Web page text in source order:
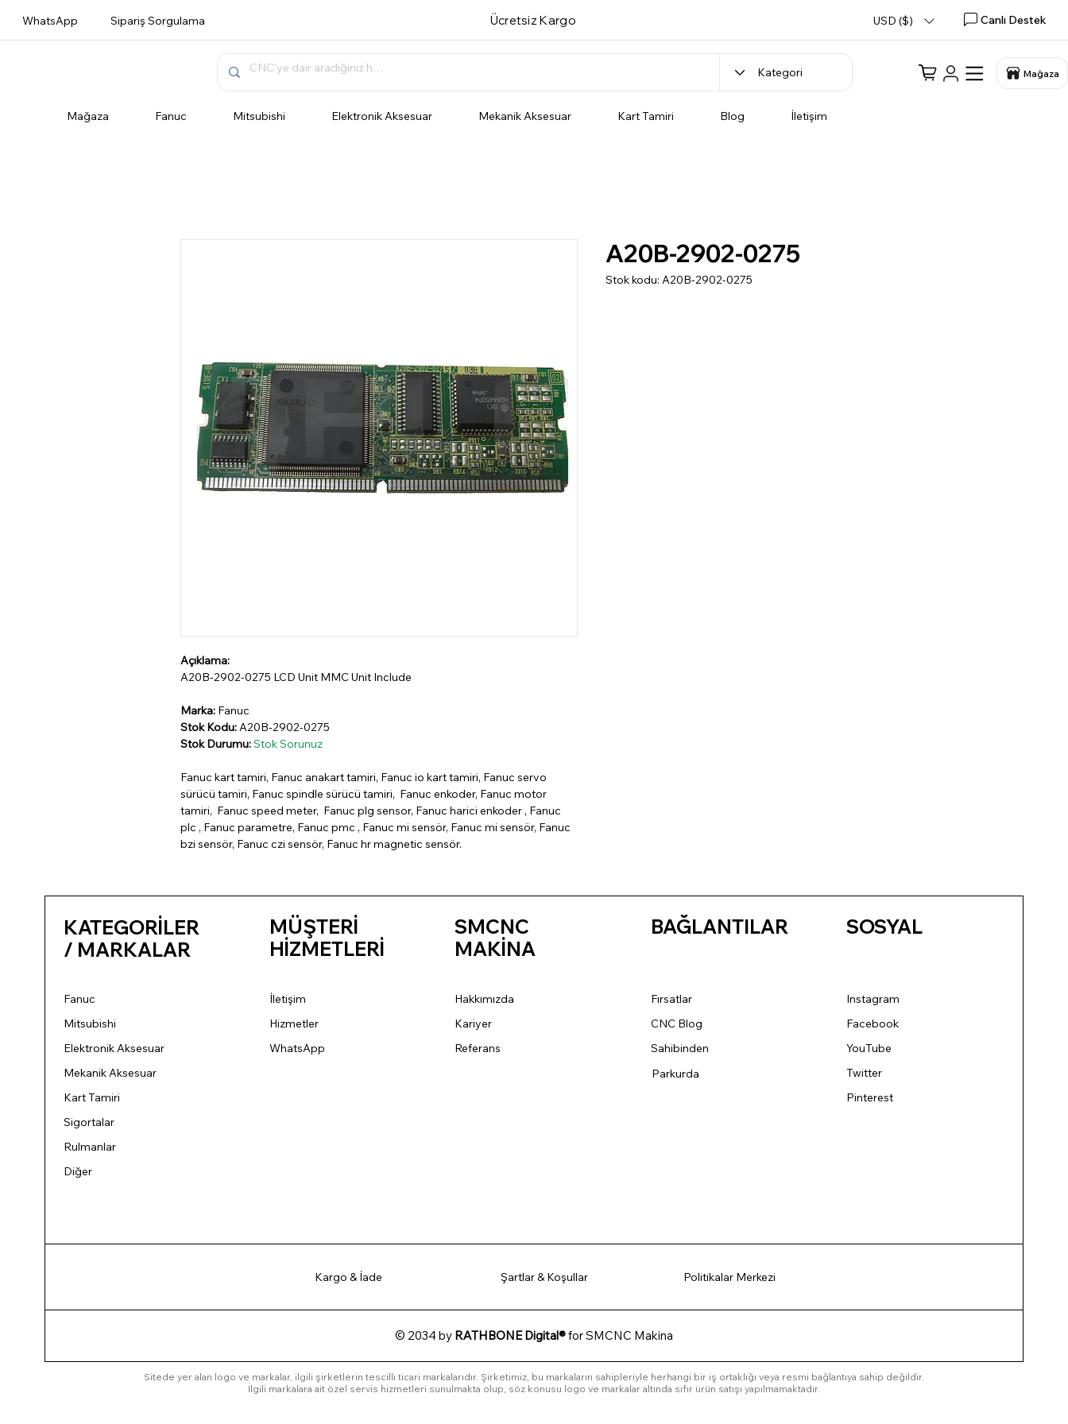
WhatsApp Sipariş Sorgulama Ücretsiz Kargo USD ($) Canlı Destek
Mağaza
Mağaza Fanuc Mitsubishi Elektronik Aksesuar Mekanik Aksesuar Kart Tamiri Blog İletişim
Açıklama:
A20B-2902-0275 LCD Unit MMC Unit Include
Marka: Fanuc
Stok Kodu:A20B-2902-0275
Stok Durumu:Stok Sorunuz
Fanuc kart tamiri, Fanuc anakart tamiri, Fanuc io kart tamiri, Fanuc servo
sürücü tamiri, Fanuc spindle sürücü tamiri, Fanuc enkoder, Fanuc motor
tamiri, Fanuc speed meter, Fanuc plg sensor, Fanuc harici enkoder , Fanuc
plc , Fanuc parametre, Fanuc pmc , Fanuc mi sensör, Fanuc mi sensör, Fanuc
bzi sensör, Fanuc czi sensör, Fanuc hr magnetic sensör.
A20B-2902-0275
Stok kodu: A20B-2902-0275
KATEGORİLER
/ MARKALAR
Fanuc
Mitsubishi
Elektronik Aksesuar
Mekanik Aksesuar
Kart Tamiri
Sigortalar
Rulmanlar
Diğer
MÜŞTERİ
HİZMETLERİ
İletişim
Hizmetler
WhatsApp
SMCNC
MAKİNA
Hakkımızda
Kariyer
Referans
BAĞLANTILAR
Fırsatlar
CNC Blog
Sahibinden
Parkurda
SOSYAL
Instagram
Facebook
YouTube
Twitter
Pinterest
Kargo & İade Şartlar & Koşullar Politikalar Merkezi
© 2034 by RATHBONE Digital®for SMCNC Makina
Sitede yer alan logo ve markalar, ilgili şirketlerin tescilli ticari markalarıdır. Şirketimiz, bu markaların sahipleriyle herhangi bir iş ortaklığı veya resmi bağlantıya sahip değildir.
İlgili markalara ait özel servis hizmetleri sunulmakta olup, söz konusu logo ve markalar altında sıfır ürün satışı yapılmamaktadır.